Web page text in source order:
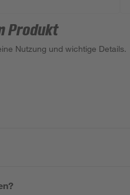
Produkt
Nutzung und wichtige Details.